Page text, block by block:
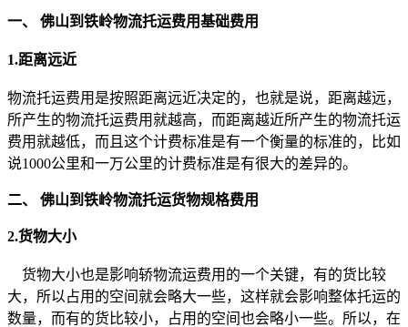
一、 佛山到铁岭物流托运费用基础费用
1.距离远近
物流托运费用是按照距离远近决定的，也就是说，距离越远，
所产生的物流托运费用就越高，而距离越近所产生的物流托运
费用就越低，而且这个计费标准是有一个衡量的标准的，比如
说1000公里和一万公里的计费标准是有很大的差异的。
二、 佛山到铁岭物流托运货物规格费用
2.货物大小
货物大小也是影响轿物流运费用的一个关键，有的货比较
大，所以占用的空间就会略大一些，这样就会影响整体托运的
数量，而有的货比较小，占用的空间也会略小一些。所以，在